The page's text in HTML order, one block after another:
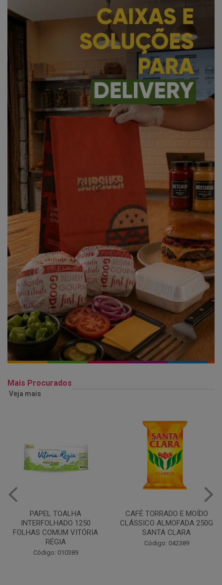
Mais Procurados
Veja mais
CAFÉ TORRADO E MOÍDO
CLÁSSICO ALMOFADA 250G
SANTA CLARA
Código: 042389
Copo Plástico Branco 180ml
Pacote c/100 - Cristalcopo
Código: 031413